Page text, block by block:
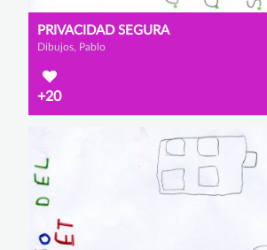
PRIVACIDAD SEGURA
Dibujos, Pablo
+20